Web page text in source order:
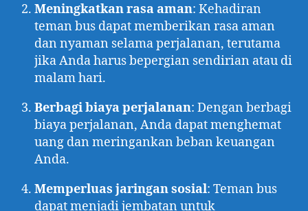
Meningkatkan rasa aman: Kehadiran
teman bus dapat memberikan rasa aman
dan nyaman selama perjalanan, terutama
jika Anda harus bepergian sendirian atau di
malam hari.
Berbagi biaya perjalanan: Dengan berbagi
biaya perjalanan, Anda dapat menghemat
uang dan meringankan beban keuangan
Anda.
Memperluas jaringan sosial: Teman bus
dapat menjadi jembatan untuk